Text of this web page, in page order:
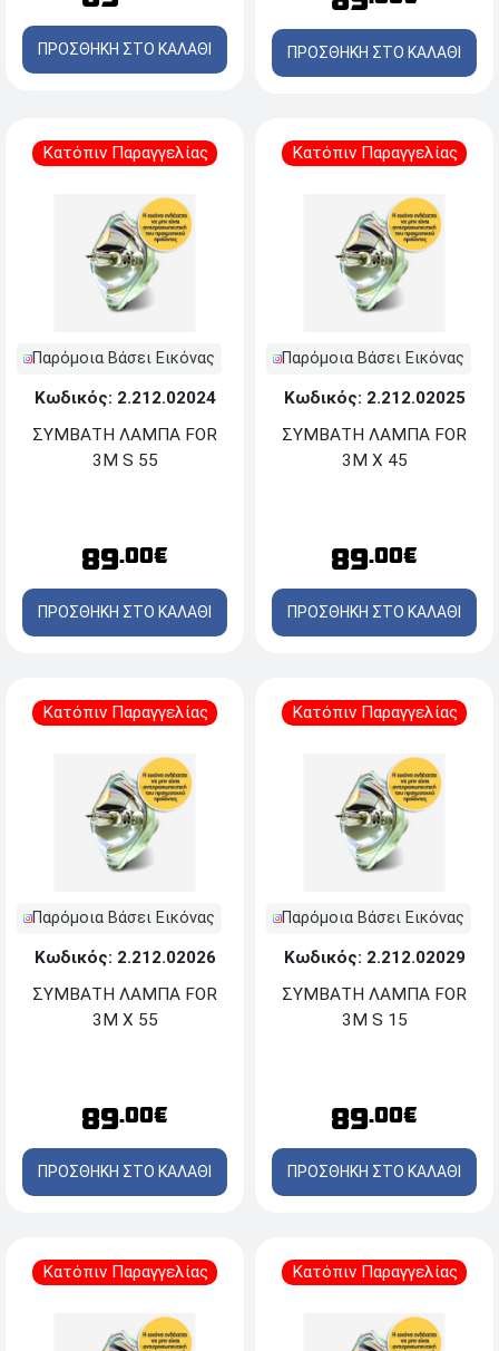
ΠΡΟΣΘΗΚΗ ΣΤΟ ΚΑΛΑΘΙ ΠΡΟΣΘΗΚΗ ΣΤΟ ΚΑΛΑΘΙ
Κατόπιν Παραγγελίας
Παρόμοια Βάσει Εικόνας
Κωδικός: 2.212.02024
ΣΥΜΒΑΤΗ ΛΑΜΠΑ FOR
3M S 55
89.00€
ΠΡΟΣΘΗΚΗ ΣΤΟ ΚΑΛΑΘΙ
Κατόπιν Παραγγελίας
Παρόμοια Βάσει Εικόνας
Κωδικός: 2.212.02025
ΣΥΜΒΑΤΗ ΛΑΜΠΑ FOR
3M X 45
89.00€
ΠΡΟΣΘΗΚΗ ΣΤΟ ΚΑΛΑΘΙ
Κατόπιν Παραγγελίας
Παρόμοια Βάσει Εικόνας
Κωδικός: 2.212.02026
ΣΥΜΒΑΤΗ ΛΑΜΠΑ FOR
3M X 55
89.00€
ΠΡΟΣΘΗΚΗ ΣΤΟ ΚΑΛΑΘΙ
Κατόπιν Παραγγελίας
Παρόμοια Βάσει Εικόνας
Κωδικός: 2.212.02029
ΣΥΜΒΑΤΗ ΛΑΜΠΑ FOR
3M S 15
89.00€
ΠΡΟΣΘΗΚΗ ΣΤΟ ΚΑΛΑΘΙ
Κατόπιν Παραγγελίας Κατόπιν Παραγγελίας